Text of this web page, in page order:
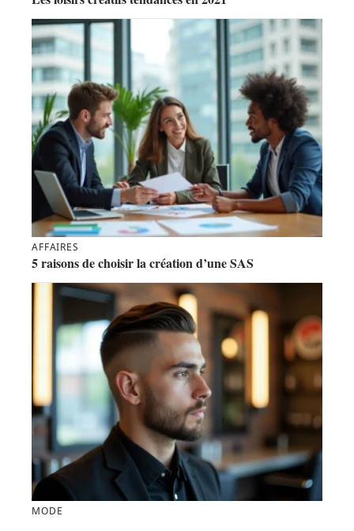
AFFAIRES
5 raisons de choisir la création d’une SAS
MODE